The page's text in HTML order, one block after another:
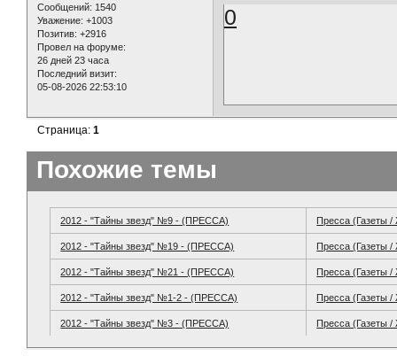
Сообщений: 1540
Уважение: +1003
Позитив: +2916
Провел на форуме:
26 дней 23 часа
Последний визит:
05-08-2026 22:53:10
0
Страница:1
Похожие темы
2012 - "Тайны звезд" №9 - (ПРЕССА) Пресса (Газеты
2012 - "Тайны звезд" №19 - (ПРЕССА) Пресса (Газеты
2012 - "Тайны звезд" №21 - (ПРЕССА) Пресса (Газеты
2012 - "Тайны звезд" №1-2 - (ПРЕССА) Пресса (Газеты
2012 - "Тайны звезд" №3 - (ПРЕССА) Пресса (Газеты